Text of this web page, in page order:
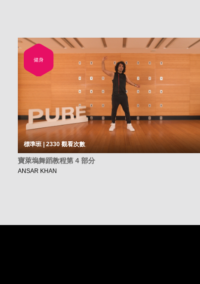
健身
標準班 | 2330觀看次數
寶萊塢舞蹈教程第 4 部分
ANSAR KHAN